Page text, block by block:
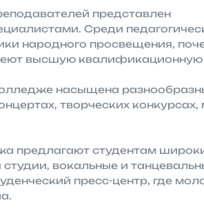
представлен
Среди
народного просвещения,
высшую квалификационную
насыщена
творческих конкурсах,
предлагают студентам
вокальные и
пресс-центр, где